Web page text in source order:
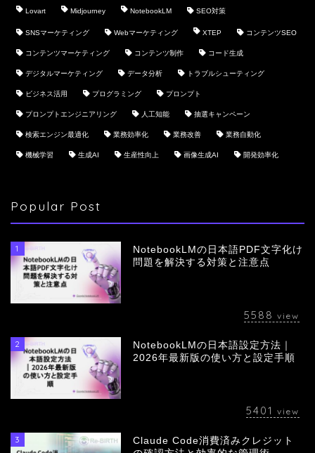
Lovart Midjourney NotebookLM SEO対策
SNSマーケティング Webマーケティング XTEP コンテンツSEO
コンテンツマーケティング コンテンツ制作 コード生成
デジタルマーケティング データ分析 トラブルシューティング
ビジネス活用 プログラミング プロンプト
プロンプトエンジニアリング 人工知能 抽選キャンペーン
検索エンジン最適化 業務効率化 業務改善 業務自動化
機械学習 生成AI 生産性向上 画像生成AI 開発効率化
Popular Post
1
NotebookLMの日本語PDF文字化け
問題を解決する対策と注意点
5588 view
2
NotebookLMの日本語設定方法｜
2026年最新版の使い方と設定手順
5401 view
3
Claude Code消費済みクレジット
会社概要
採用情報